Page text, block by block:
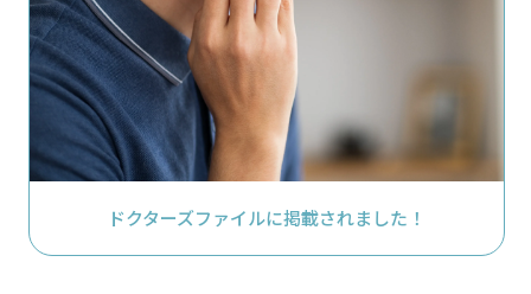
ドクターズファイルに掲載されました！